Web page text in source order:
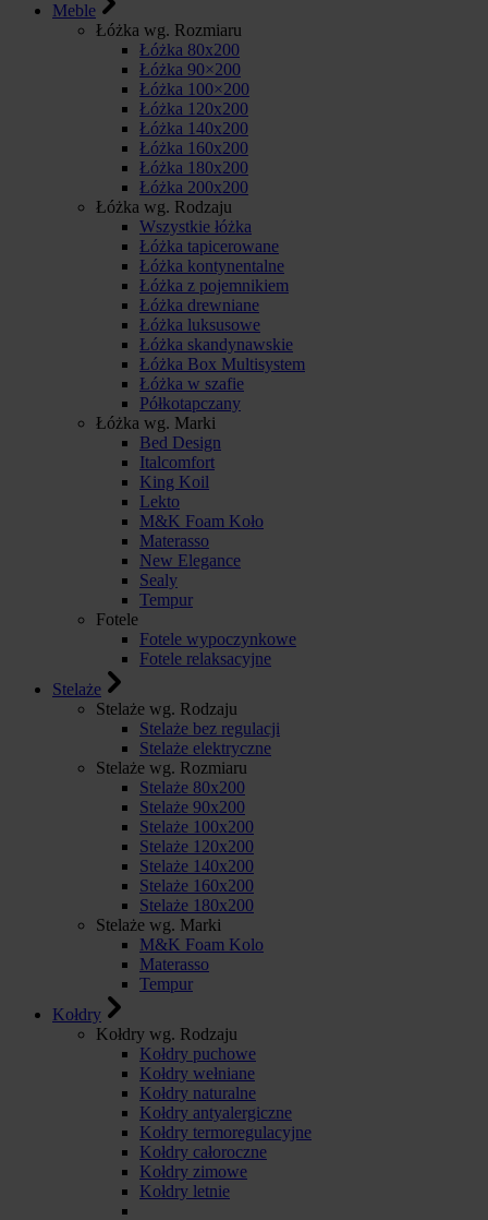
Meble
Łóżka wg. Rozmiaru
Łóżka 80x200
Łóżka 90×200
Łóżka 100×200
Łóżka 120x200
Łóżka 140x200
Łóżka 160x200
Łóżka 180x200
Łóżka 200x200
Łóżka wg. Rodzaju
Wszystkie łóżka
Łóżka tapicerowane
Łóżka kontynentalne
Łóżka z pojemnikiem
Łóżka drewniane
Łóżka luksusowe
Łóżka skandynawskie
Łóżka Box Multisystem
Łóżka w szafie
Półkotapczany
Łóżka wg. Marki
Bed Design
Italcomfort
King Koil
Lekto
M&K Foam Koło
Materasso
New Elegance
Sealy
Tempur
Fotele
Fotele wypoczynkowe
Fotele relaksacyjne
Stelaże
Stelaże wg. Rodzaju
Stelaże bez regulacji
Stelaże elektryczne
Stelaże wg. Rozmiaru
Stelaże 80x200
Stelaże 90x200
Stelaże 100x200
Stelaże 120x200
Stelaże 140x200
Stelaże 160x200
Stelaże 180x200
Stelaże wg. Marki
M&K Foam Kolo
Materasso
Tempur
Kołdry
Kołdry wg. Rodzaju
Kołdry puchowe
Kołdry wełniane
Kołdry naturalne
Kołdry antyalergiczne
Kołdry termoregulacyjne
Kołdry całoroczne
Kołdry zimowe
Kołdry letnie